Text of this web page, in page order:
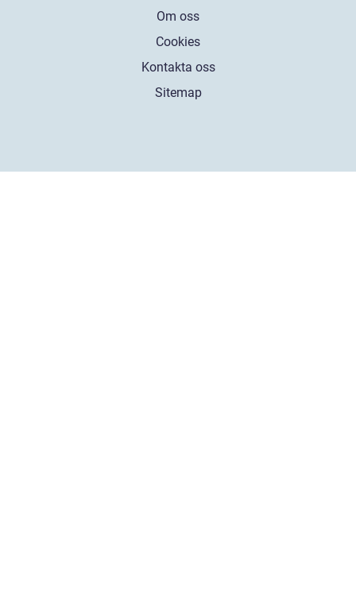
Om oss
Cookies
Kontakta oss
Sitemap